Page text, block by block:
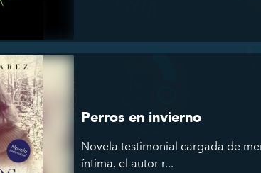
Perros en invierno
Novela testimonial cargada de
íntima, el autor r...